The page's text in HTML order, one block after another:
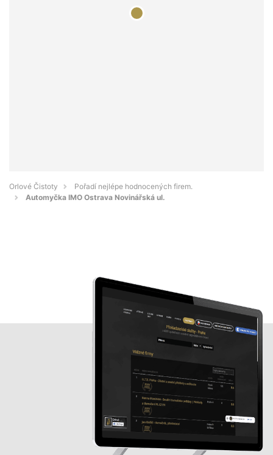
Orlové Čistoty
Pořadí nejlépe hodnocených firem.
Automyčka IMO Ostrava Novinářská ul.